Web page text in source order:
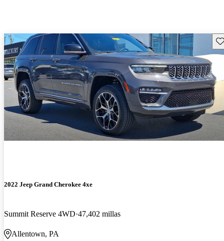
2022 Jeep Grand Cherokee 4xe
Summit Reserve 4WD 47,402 millas
Allentown, PA